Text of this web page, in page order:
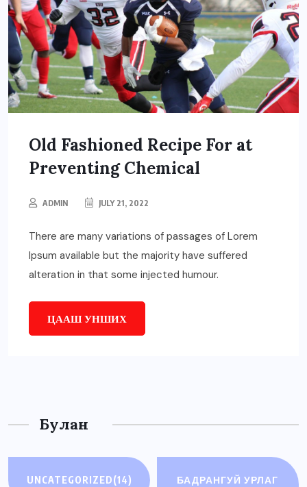
Old Fashioned Recipe For at
Preventing Chemical
ADMIN JULY 21, 2022
There are many variations of passages of Lorem
Ipsum available but the majority have suffered
alteration in that some injected humour.
ЦААШ УНШИХ
Булан
UNCATEGORIZED(14)
БАДРАНГУЙ УРЛАГ